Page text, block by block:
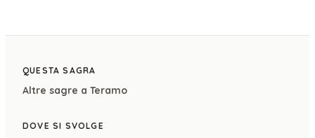
QUESTA SAGRA
Altre sagre a Teramo
DOVE SI SVOLGE